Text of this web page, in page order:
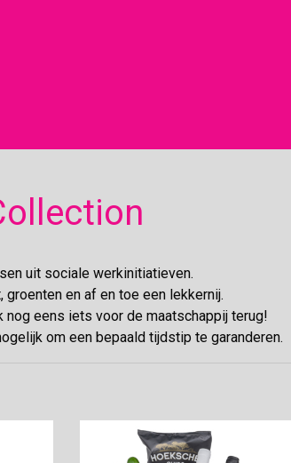
uit sociale werkinitiatieven.
en af en toe een lekkernij.
nog eens iets voor de maatschappij terug!
om een bepaald tijdstip te garanderen.